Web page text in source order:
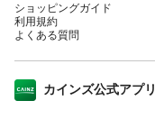
ショッピングガイド
利用規約
よくある質問
カインズ公式アプリ